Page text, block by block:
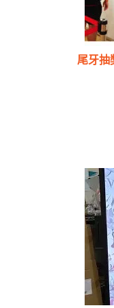
尾牙抽